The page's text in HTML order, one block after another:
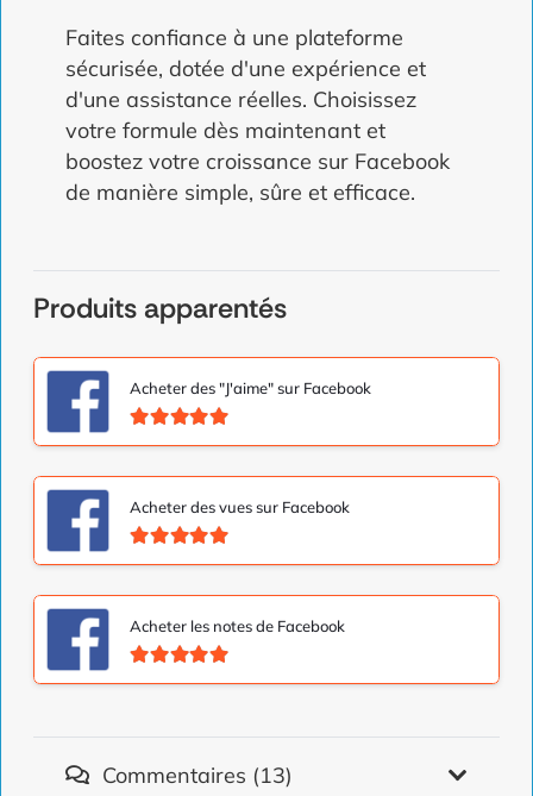
Faites confiance à une plateforme
sécurisée, dotée d'une expérience et
d'une assistance réelles. Choisissez
votre formule dès maintenant et
boostez votre croissance sur Facebook
de manière simple, sûre et efficace.
Produits apparentés
Acheter des "J'aime" sur Facebook
Acheter des vues sur Facebook
Acheter les notes de Facebook
Commentaires (13)